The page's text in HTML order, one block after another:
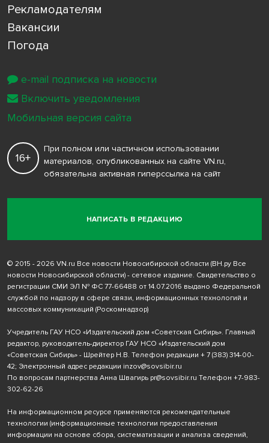
Рекламодателям
Вакансии
Погода
НАПИСАТЬ В РЕДАКЦИЮ
16+
При полном или частичном использовании
материалов, опубликованных на сайте VN.ru,
обязательна активная гиперссылка на сайт
© 2015 - 2026 VN.ru Все новости Новосибирской области (ВН.ру Все
новости Новосибирской области) - сетевое издание. Свидетельство о
регистрации СМИ ЭЛ № ФС 77-66488 от 14.07.2016 выдано Федеральной
службой по надзору в сфере связи, информационных технологий и
массовых коммуникаций (Роскомнадзор)
Учредитель ГАУ НСО «Издательский дом «Советская Сибирь». Главный
редактор, руководитель-директор ГАУ НСО «Издательский дом
«Советская Сибирь» - Шрейтер Н.В. Телефон редакции + 7 (383) 314-00-
42; Электронный адрес редакции inzov@sovsibir.ru
По вопросам партнерства Анна Швагирь pr@sovsibir.ru Телефон +7-983-
302-62-26
На информационном ресурсе применяются рекомендательные
технологии (информационные технологии предоставления
информации на основе сбора, систематизации и анализа сведений,
e-mail подписка на новости
Включить уведомления
Мобильная версия сайта